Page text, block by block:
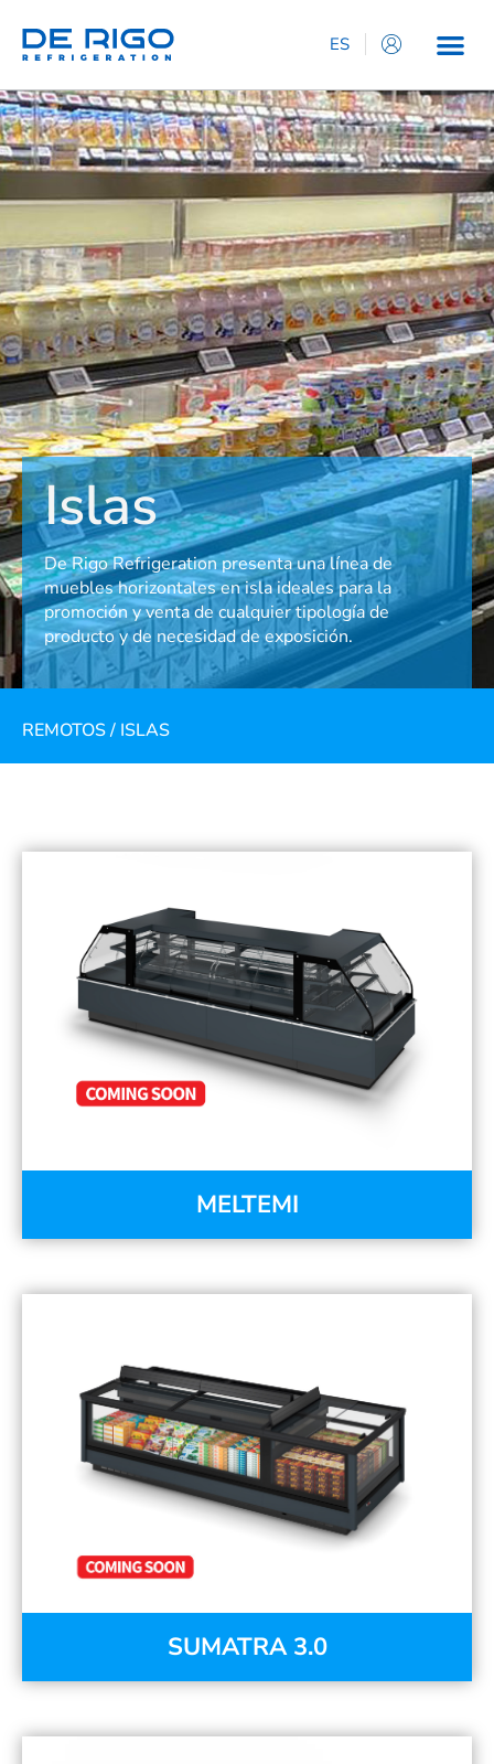
ES
IT
EN
DE
FR
Islas
De Rigo Refrigeration presenta una línea de
muebles horizontales en isla ideales para la
promoción y venta de cualquier tipología de
producto y de necesidad de exposición.
REMOTOS/ ISLAS
MELTEMI
SUMATRA 3.0